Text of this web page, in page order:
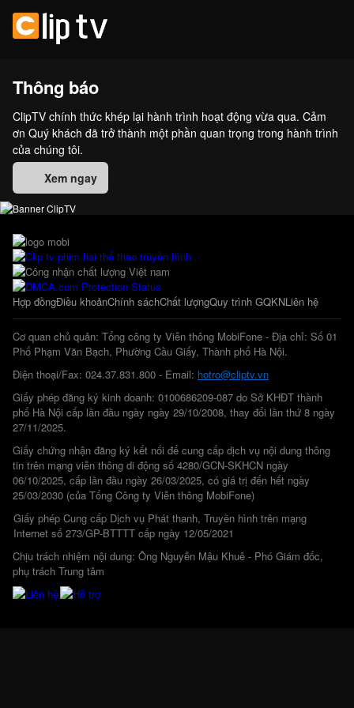
Thông báo
ClipTV chính thức khép lại hành trình hoạt động vừa qua. Cảm
ơn Quý khách đã trở thành một phần quan trọng trong hành trình
của chúng tôi.
Xem ngay
Hợp đồngĐiều khoảnChính sáchChất lượngQuy trình GQKNLiên hệ
Cơ quan chủ quản: Tổng công ty Viễn thông MobiFone - Địa chỉ: Số 01
Phố Phạm Văn Bạch, Phường Cầu Giấy, Thành phố Hà Nội.
Điện thoại/Fax: 024.37.831.800 - Email: hotro@cliptv.vn
Giấy phép đăng ký kinh doanh: 0100686209-087 do Sở KHĐT thành
phố Hà Nội cấp lần đầu ngày ngày 29/10/2008, thay đổi lần thứ 8 ngày
27/11/2025.
Giấy chứng nhận đăng ký kết nối để cung cấp dịch vụ nội dung thông
tin trên mạng viễn thông di động số 4280/GCN-SKHCN ngày
06/10/2025, cấp lần đầu ngày 26/03/2025, có giá trị đến hết ngày
25/03/2030 (của Tổng Công ty Viễn thông MobiFone)
Giấy phép Cung cấp Dịch vụ Phát thanh, Truyền hình trên mạng
Internet số 273/GP-BTTTT cấp ngày 12/05/2021
Chịu trách nhiệm nội dung: Ông Nguyễn Mậu Khuê - Phó Giám đốc,
phụ trách Trung tâm